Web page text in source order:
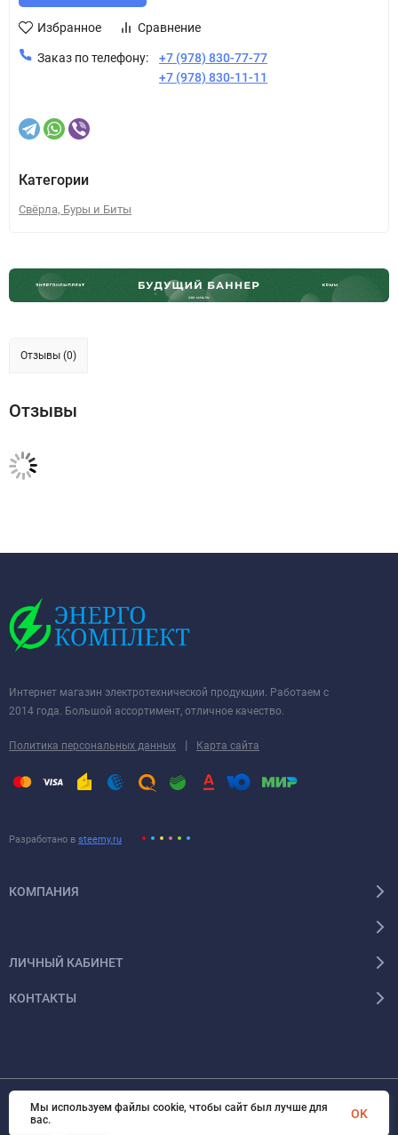
Избранное Сравнение
Заказ по телефону:
+7 (978) 830-77-77
+7 (978) 830-11-11
Категории
Свёрла, Буры и Биты
Отзывы (0)
Отзывы
Интернет магазин электротехнической продукции. Работаем с
2014 года. Большой ассортимент, отличное качество.
Политика персональных данных | Карта сайта
Разработано в steemy.ru
КОМПАНИЯ
ЛИЧНЫЙ КАБИНЕТ
КОНТАКТЫ
© 2026 Энергокомплект Крым. Все права защищены
Мы используем файлы cookie, чтобы сайт был лучше для
вас.
OK